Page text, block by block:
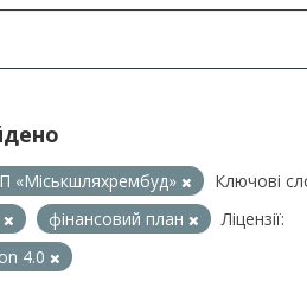
Ключові
фінансовий план
Ліцензії:
4.0